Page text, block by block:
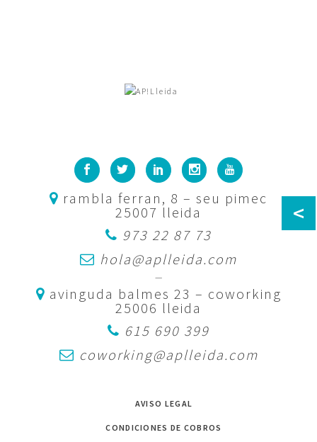
rambla ferran, 8 – seu pimec
25007 lleida
973 22 87 73
hola@aplleida.com
—
avinguda balmes 23 – coworking
25006 lleida
615 690 399
coworking@aplleida.com
AVISO LEGAL
CONDICIONES DE COBROS
<